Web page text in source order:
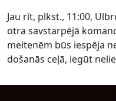
Jau rīt, plkst., 11:00,
otra savstarpējā
meitenēm būs iespēja
došanās ceļā, iegūt